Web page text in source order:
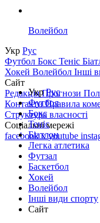
Волейбол
Укр Рус
Футбол Бокс Теніс
Хокей Волейбол Інші
Сайт
РедакціяПрогнози
КонтактиПравила
Структура власності
Соціальні мережі
facebookxyoutube
УкрРус
Футбол
Бокс
Теніс
Біатлон
Легка атлетика
Футзал
Баскетбол
Хокей
Волейбол
Інші види спорту
Сайт